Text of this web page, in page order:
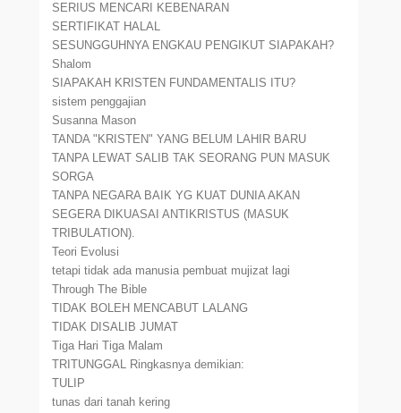
SERIUS MENCARI KEBENARAN
SERTIFIKAT HALAL
SESUNGGUHNYA ENGKAU PENGIKUT SIAPAKAH?
Shalom
SIAPAKAH KRISTEN FUNDAMENTALIS ITU?
sistem penggajian
Susanna Mason
TANDA "KRISTEN" YANG BELUM LAHIR BARU
TANPA LEWAT SALIB TAK SEORANG PUN MASUK
SORGA
TANPA NEGARA BAIK YG KUAT DUNIA AKAN
SEGERA DIKUASAI ANTIKRISTUS (MASUK
TRIBULATION).
Teori Evolusi
tetapi tidak ada manusia pembuat mujizat lagi
Through The Bible
TIDAK BOLEH MENCABUT LALANG
TIDAK DISALIB JUMAT
Tiga Hari Tiga Malam
TRITUNGGAL Ringkasnya demikian:
TULIP
tunas dari tanah kering